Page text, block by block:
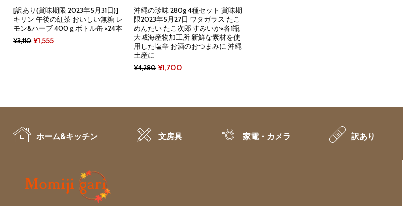
[訳あり(賞味期限 2023年5月31日)]
キリン 午後の紅茶 おいしい無糖 レ
モン&ハーブ 400ｇボトル缶 ×24本
¥3,110 Original
¥1,555Current
沖縄の珍味 280g 4種セット 賞味期
限2023年5月27日 ワタガラス たこ
めんたい たこ次郎 すみいか×各1瓶
大城海産物加工所 新鮮な素材を使
用した塩辛 お酒のおつまみに 沖縄
土産に
¥4,280 Original
¥4,280.
¥1,700
¥1,700.
ホーム&キッチン 文房具 家電・カメラ 訳あり